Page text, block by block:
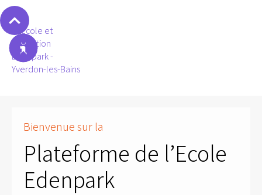
Bienvenue sur la
Plateforme de l’Ecole
Edenpark